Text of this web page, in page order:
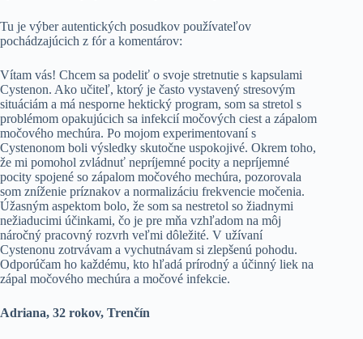
Tu je výber autentických posudkov používateľov
pochádzajúcich z fór a komentárov:
Vítam vás! Chcem sa podeliť o svoje stretnutie s kapsulami
Cystenon. Ako učiteľ, ktorý je často vystavený stresovým
situáciám a má nesporne hektický program, som sa stretol s
problémom opakujúcich sa infekcií močových ciest a zápalom
močového mechúra. Po mojom experimentovaní s
Cystenonom boli výsledky skutočne uspokojivé. Okrem toho,
že mi pomohol zvládnuť nepríjemné pocity a nepríjemné
pocity spojené so zápalom močového mechúra, pozorovala
som zníženie príznakov a normalizáciu frekvencie močenia.
Úžasným aspektom bolo, že som sa nestretol so žiadnymi
nežiaducimi účinkami, čo je pre mňa vzhľadom na môj
náročný pracovný rozvrh veľmi dôležité. V užívaní
Cystenonu zotrvávam a vychutnávam si zlepšenú pohodu.
Odporúčam ho každému, kto hľadá prírodný a účinný liek na
zápal močového mechúra a močové infekcie.
Adriana, 32 rokov, Trenčín